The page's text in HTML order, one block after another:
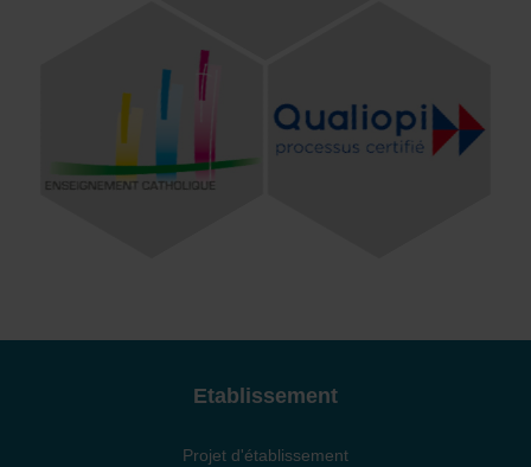
Etablissement
Projet d'établissement